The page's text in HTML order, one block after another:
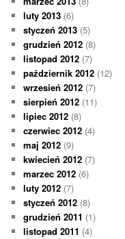
luty 2013 (6)
styczeń 2013 (5)
grudzień 2012 (8)
listopad 2012 (7)
październik 2012 (12)
wrzesień 2012 (7)
sierpień 2012 (11)
lipiec 2012 (8)
czerwiec 2012 (4)
maj 2012 (9)
kwiecień 2012 (7)
marzec 2012 (6)
luty 2012 (7)
styczeń 2012 (8)
grudzień 2011 (1)
listopad 2011 (4)